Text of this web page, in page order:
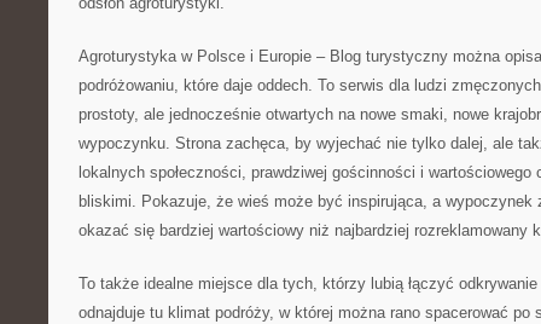
Agroturystyka w Polsce i Europie – Blog turystyczny można
podróżowaniu, które daje oddech. To serwis dla ludzi
prostoty, ale jednocześnie otwartych na nowe smaki, nowe
wypoczynku. Strona zachęca, by wyjechać nie tylko dalej, ale
lokalnych społeczności, prawdziwej gościnności i wartościowego
bliskimi. Pokazuje, że wieś może być inspirująca, a wypoczynek
okazać się bardziej wartościowy niż najbardziej rozreklamowany
To także idealne miejsce dla tych, którzy lubią łączyć
odnajduje tu klimat podróży, w której można rano spacerować po